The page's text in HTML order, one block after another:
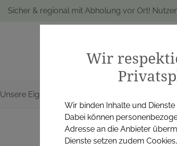
Sicher & regional mit Abholung vor Ort!
Unsere Eigenprodukte
Wir
Wir binden Inhalte und
Dabei können
Adresse an die Anbieter
Dienste setzen zudem